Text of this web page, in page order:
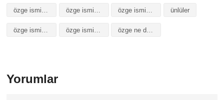
özge isminin baş harfleriyle şiir özge isminin kökeni özge isminin numerolojisi ünlüler
Yorumlar